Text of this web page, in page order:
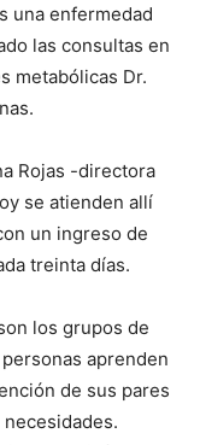
una enfermedad
las consultas en
metabólicas Dr.
Rojas -directora
se atienden allí
un ingreso de
treinta días.
los grupos de
aprenden
de sus pares